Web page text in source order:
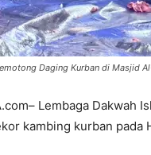
Daging Kurban di Masjid
Lembaga Dakwah
kambing kurban pada